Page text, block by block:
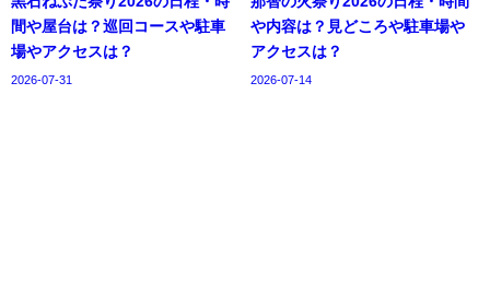
間や屋台は？巡回コースや駐車
場やアクセスは？
2026-07-31
や内容は？見どころや駐車場や
アクセスは？
2026-07-14